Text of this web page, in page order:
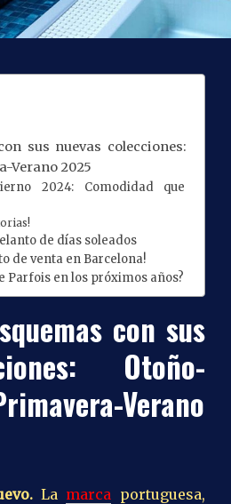
sus nuevas colecciones:
Verano 2025
2024: Comodidad que
de días soleados
de venta en Barcelona!
Parfois en los próximos años?
con sus
Otoño-
Verano
La marca portuguesa,